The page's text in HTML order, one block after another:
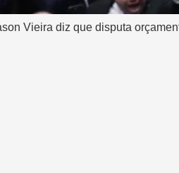
Vieira diz que disputa